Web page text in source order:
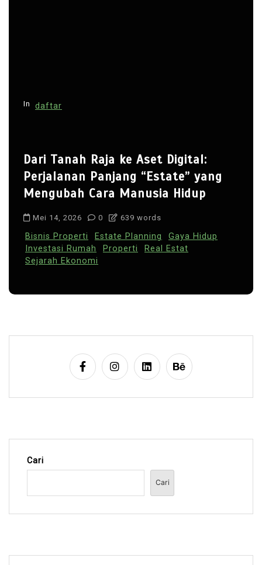
In daftar
Dari Tanah Raja ke Aset Digital:
Perjalanan Panjang “Estate” yang
Mengubah Cara Manusia Hidup
Mei 14, 2026 0 639 words
Bisnis Properti Estate Planning
Gaya Hidup
Investasi Rumah
Properti
Real Estat
Sejarah Ekonomi
Cari
Cari